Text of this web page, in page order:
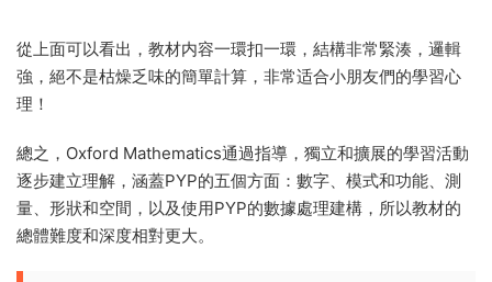
從上面可以看出，教材内容一環扣一環，結構非常緊湊，邏輯
強，絕不是枯燥乏味的簡單計算，非常适合小朋友們的學習心
理！
總之，Oxford Mathematics通過指導，獨立和擴展的學習活動
逐步建立理解，涵蓋PYP的五個方面：數字、模式和功能、測
量、形狀和空間，以及使用PYP的數據處理建構，所以教材的
總體難度和深度相對更大。